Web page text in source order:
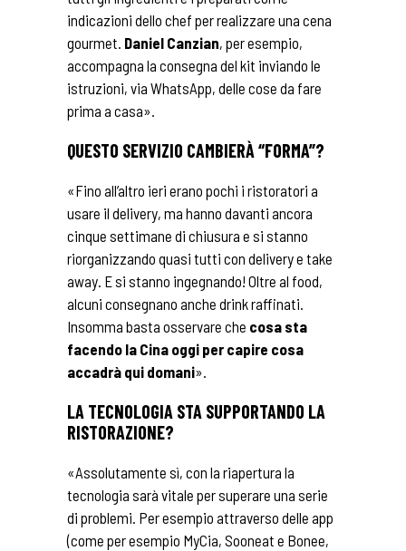
indicazioni dello chef per realizzare una cena
gourmet. Daniel Canzian, per esempio,
accompagna la consegna del kit inviando le
istruzioni, via WhatsApp, delle cose da fare
prima a casa».
QUESTO SERVIZIO CAMBIERÀ “FORMA”?
«Fino all’altro ieri erano pochi i ristoratori a
usare il delivery, ma hanno davanti ancora
cinque settimane di chiusura e si stanno
riorganizzando quasi tutti con delivery e take
away. E si stanno ingegnando! Oltre al food,
alcuni consegnano anche drink raffinati.
Insomma basta osservare che cosa sta
facendo la Cina oggi per capire cosa
accadrà qui domani».
LA TECNOLOGIA STA SUPPORTANDO LA
RISTORAZIONE?
«Assolutamente sì, con la riapertura la
tecnologia sarà vitale per superare una serie
di problemi. Per esempio attraverso delle app
(come per esempio MyCia, Sooneat e Bonee,